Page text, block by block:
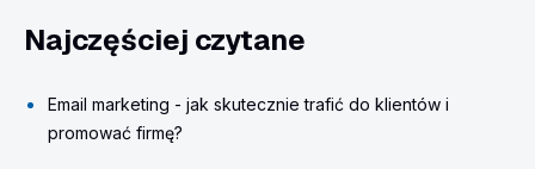
Najczęściej czytane
Email marketing - jak skutecznie trafić do klientów i
promować firmę?